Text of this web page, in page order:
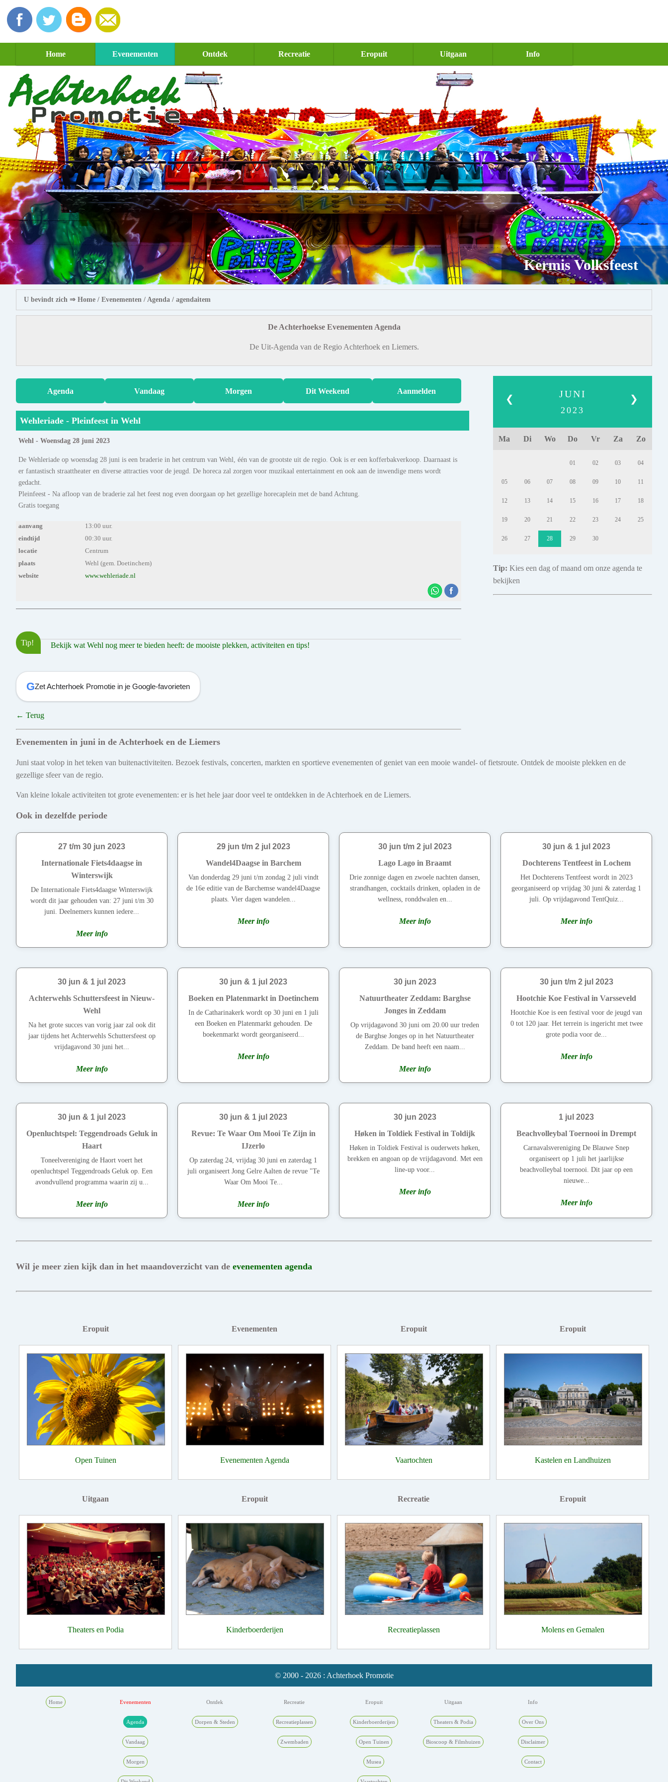
Home Evenementen Ontdek Recreatie Eropuit Uitgaan Info
Kermis Volksfeest
U bevindt zich ⇒ Home / Evenementen / Agenda / agendaitem
De Achterhoekse Evenementen Agenda
De Uit-Agenda van de Regio Achterhoek en Liemers.
Agenda Vandaag Morgen Dit Weekend Aanmelden
Wehleriade - Pleinfeest in Wehl
Wehl - Woensdag 28 juni 2023
De Wehleriade op woensdag 28 juni is een braderie in het centrum van Wehl, één van de grootste uit de regio. Ook is er een kofferbakverkoop. Daarnaast is
er fantastisch straattheater en diverse attracties voor de jeugd. De horeca zal zorgen voor muzikaal entertainment en ook aan de inwendige mens wordt
gedacht.
Pleinfeest - Na afloop van de braderie zal het feest nog even doorgaan op het gezellige horecaplein met de band Achtung.
Gratis toegang
aanvang
13:00 uur.
eindtijd
00:30 uur.
locatie
Centrum
plaats
Wehl (gem. Doetinchem)
website
www.wehleriade.nl
Tip! Bekijk wat Wehl nog meer te bieden heeft: de mooiste plekken, activiteiten en tips!
GZet Achterhoek Promotie in je Google-favorieten
← Terug
❮ ❯
JUNI
2023
Ma Di Wo Do Vr Za Zo
01 02 03 04
05 06 07 08 09 10 11
12 13 14 15 16 17 18
19 20 21 22 23 24 25
26 27 28 29 30
Tip: Kies een dag of maand om onze agenda te
bekijken
Evenementen in juni in de Achterhoek en de Liemers
Juni staat volop in het teken van buitenactiviteiten. Bezoek festivals, concerten, markten en sportieve evenementen of geniet van een mooie wandel- of fietsroute. Ontdek de mooiste plekken en de
gezellige sfeer van de regio.
Van kleine lokale activiteiten tot grote evenementen: er is het hele jaar door veel te ontdekken in de Achterhoek en de Liemers.
Ook in dezelfde periode
27 t/m 30 jun 2023
Internationale Fiets4daagse in
Winterswijk
De Internationale Fiets4daagse Winterswijk
wordt dit jaar gehouden van: 27 juni t/m 30
juni. Deelnemers kunnen iedere...
Meer info
29 jun t/m 2 jul 2023
Wandel4Daagse in Barchem
Van donderdag 29 juni t/m zondag 2 juli vindt
de 16e editie van de Barchemse wandel4Daagse
plaats. Vier dagen wandelen...
Meer info
30 jun t/m 2 jul 2023
Lago Lago in Braamt
Drie zonnige dagen en zwoele nachten dansen,
strandhangen, cocktails drinken, opladen in de
wellness, ronddwalen en...
Meer info
30 jun & 1 jul 2023
Dochterens Tentfeest in Lochem
Het Dochterens Tentfeest wordt in 2023
georganiseerd op vrijdag 30 juni & zaterdag 1
juli. Op vrijdagavond TentQuiz...
Meer info
30 jun & 1 jul 2023
Achterwehls Schuttersfeest in Nieuw-
Wehl
Na het grote succes van vorig jaar zal ook dit
jaar tijdens het Achterwehls Schuttersfeest op
vrijdagavond 30 juni het...
Meer info
30 jun & 1 jul 2023
Boeken en Platenmarkt in Doetinchem
In de Catharinakerk wordt op 30 juni en 1 juli
een Boeken en Platenmarkt gehouden. De
boekenmarkt wordt georganiseerd...
Meer info
30 jun 2023
Natuurtheater Zeddam: Barghse
Jonges in Zeddam
Op vrijdagavond 30 juni om 20.00 uur treden
de Barghse Jonges op in het Natuurtheater
Zeddam. De band heeft een naam...
Meer info
30 jun t/m 2 jul 2023
Hootchie Koe Festival in Varsseveld
Hootchie Koe is een festival voor de jeugd van
0 tot 120 jaar. Het terrein is ingericht met twee
grote podia voor de...
Meer info
30 jun & 1 jul 2023
Openluchtspel: Teggendroads Geluk in
Haart
Toneelvereniging de Haort voert het
openluchtspel Teggendroads Geluk op. Een
avondvullend programma waarin zij u...
Meer info
30 jun & 1 jul 2023
Revue: Te Waar Om Mooi Te Zijn in
IJzerlo
Op zaterdag 24, vrijdag 30 juni en zaterdag 1
juli organiseert Jong Gelre Aalten de revue "Te
Waar Om Mooi Te...
Meer info
30 jun 2023
Høken in Toldiek Festival in Toldijk
Høken in Toldiek Festival is ouderwets høken,
brekken en angoan op de vrijdagavond. Met een
line-up voor...
Meer info
1 jul 2023
Beachvolleybal Toernooi in Drempt
Carnavalsvereniging De Blauwe Snep
organiseert op 1 juli het jaarlijkse
beachvolleybal toernooi. Dit jaar op een
nieuwe...
Meer info
Wil je meer zien kijk dan in het maandoverzicht van de evenementen agenda
Eropuit
Open Tuinen
Evenementen
Evenementen Agenda
Eropuit
Vaartochten
Eropuit
Kastelen en Landhuizen
Uitgaan
Theaters en Podia
Eropuit
Kinderboerderijen
Recreatie
Recreatieplassen
Eropuit
Molens en Gemalen
© 2000 - 2026 : Achterhoek Promotie
Home Evenementen
Agenda
Vandaag
Morgen
Ontdek
Dorpen & Steden
Recreatie
Recreatieplassen
Zwembaden
Eropuit
Kinderboerderijen
Open Tuinen
Musea
Uitgaan
Theaters & Podia
Bioscoop & Filmhuizen
Info
Over Ons
Disclaimer
Contact